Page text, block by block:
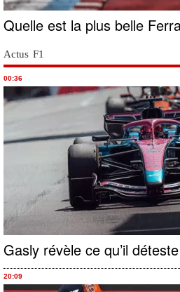
Quelle est la plus belle
Actus F1
00:36
Gasly révèle ce qu’il
20:09